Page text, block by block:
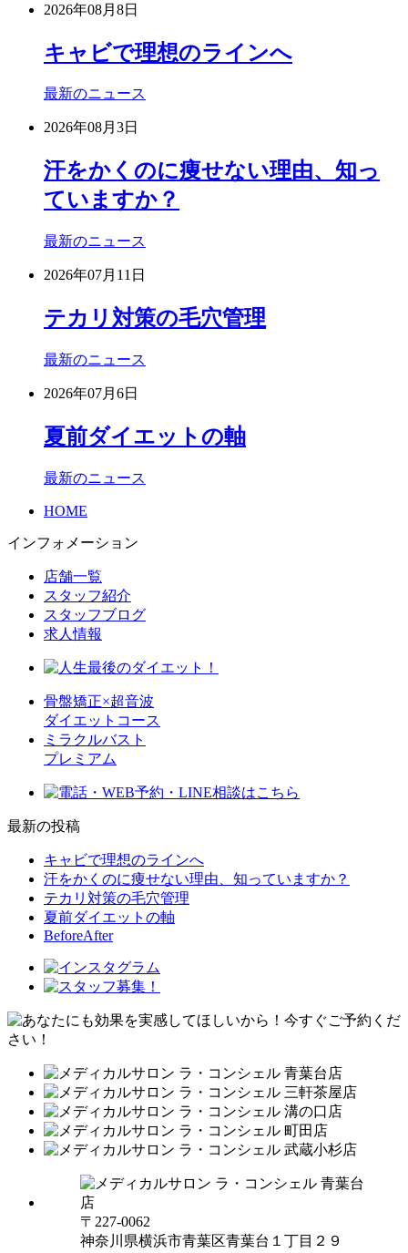
2026年08月8日
キャビで理想のラインへ
最新のニュース
2026年08月3日
汗をかくのに痩せない理由、知っ
ていますか？
最新のニュース
2026年07月11日
テカリ対策の毛穴管理
最新のニュース
2026年07月6日
夏前ダイエットの軸
最新のニュース
HOME
インフォメーション
店舗一覧
スタッフ紹介
スタッフブログ
求人情報
骨盤矯正×超音波
ダイエットコース
ミラクルバスト
プレミアム
最新の投稿
キャビで理想のラインへ
汗をかくのに痩せない理由、知っていますか？
テカリ対策の毛穴管理
夏前ダイエットの軸
BeforeAfter
〒227-0062
神奈川県横浜市青葉区青葉台１丁目２９